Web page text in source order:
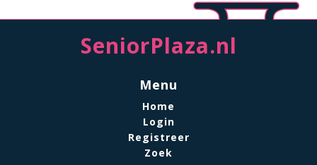
SeniorPlaza.nl
Menu
Home
Login
Registreer
Zoek